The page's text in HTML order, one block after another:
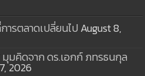
ารตลาดเปลี่ยนไป August 8,
มุมคิดจาก ดร.เอกก์ ภทรธนกุล
2026